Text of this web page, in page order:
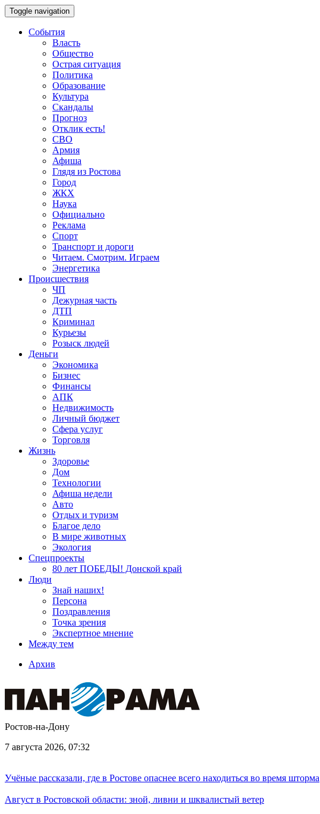
Toggle navigation
События
Власть
Общество
Острая ситуация
Политика
Образование
Культура
Скандалы
Прогноз
Отклик есть!
СВО
Армия
Афиша
Глядя из Ростова
Город
ЖКХ
Наука
Официально
Реклама
Спорт
Транспорт и дороги
Читаем. Смотрим. Играем
Энергетика
Происшествия
ЧП
Дежурная часть
ДТП
Криминал
Курьезы
Розыск людей
Деньги
Экономика
Бизнес
Финансы
АПК
Недвижимость
Личный бюджет
Сфера услуг
Торговля
Жизнь
Здоровье
Дом
Технологии
Афиша недели
Авто
Отдых и туризм
Благое дело
В мире животных
Экология
Спецпроекты
80 лет ПОБЕДЫ! Донской край
Люди
Знай наших!
Персона
Поздравления
Точка зрения
Экспертное мнение
Между тем
Архив
Ростов-на-Дону
7 августа 2026, 07:32
Учёные рассказали, где в Ростове опаснее всего находиться во время шторма
Август в Ростовской области: зной, ливни и шквалистый ветер